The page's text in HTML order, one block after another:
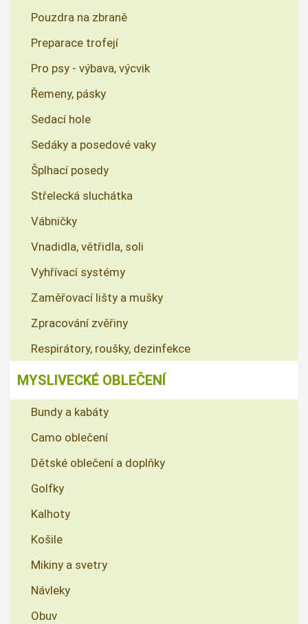
Pouzdra na zbraně
Preparace trofejí
Pro psy - výbava, výcvik
Řemeny, pásky
Sedací hole
Sedáky a posedové vaky
Šplhací posedy
Střelecká sluchátka
Vábničky
Vnadidla, větřidla, soli
Vyhřívací systémy
Zaměřovací lišty a mušky
Zpracování zvěřiny
Respirátory, roušky, dezinfekce
MYSLIVECKÉ OBLEČENÍ
Bundy a kabáty
Camo oblečení
Dětské oblečení a doplňky
Golfky
Kalhoty
Košile
Mikiny a svetry
Návleky
Obuv